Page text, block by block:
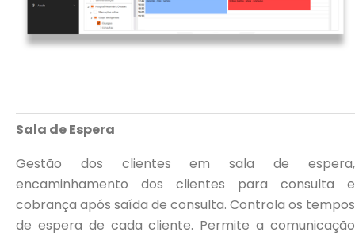
Sala de Espera
Gestão dos clientes em sala de espera,
encaminhamento dos clientes para consulta e
cobrança após saída de consulta. Controla os tempos
de espera de cada cliente. Permite a comunicação